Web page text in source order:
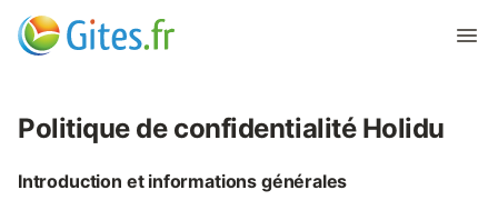
Politique de confidentialité Holidu
Introduction et informations générales